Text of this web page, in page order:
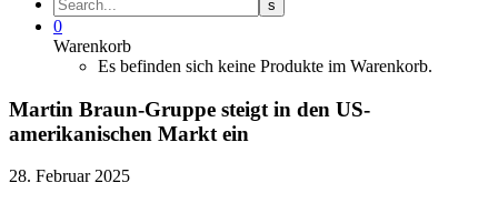
0
Warenkorb
Es befinden sich keine Produkte im Warenkorb.
Martin Braun-Gruppe steigt in den US-
amerikanischen Markt ein
28. Februar 2025